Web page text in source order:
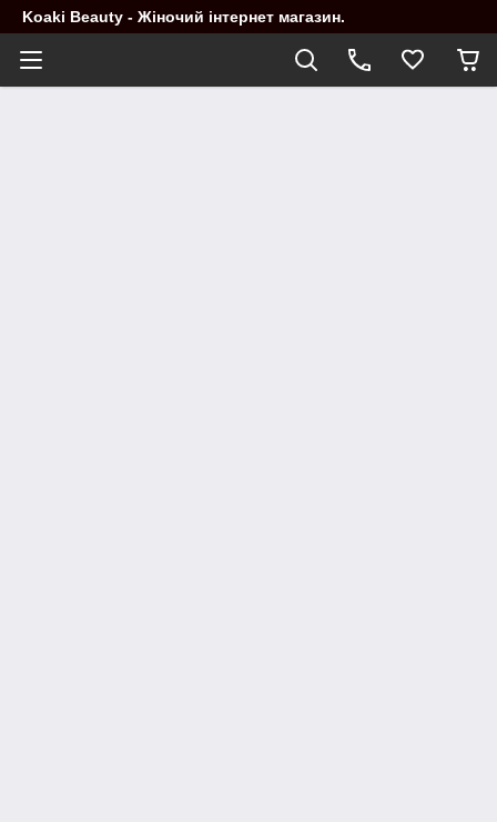
Koaki Beauty - Жіночий інтернет магазин.